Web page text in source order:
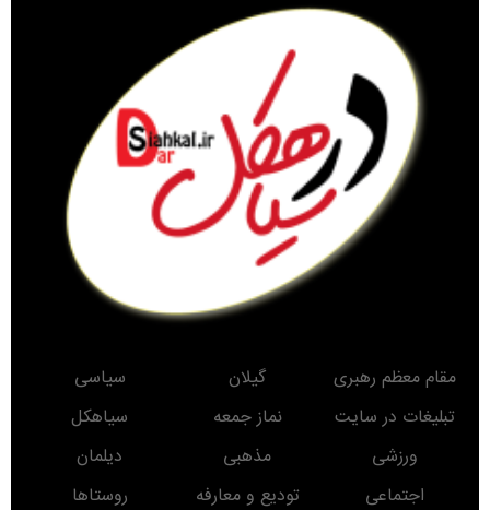
مقام معظم رهبری گیلان
سیاسی
تبلیغات در سایت
نماز جمعه
سیاهکل
ورزشی
مذهبی
دیلمان
اجتماعی
تودیع و معارفه روستاها